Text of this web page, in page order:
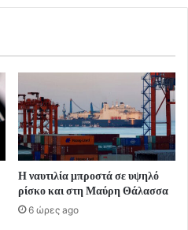
Η ναυτιλία μπροστά σε υψηλό
ρίσκο και στη Μαύρη Θάλασσα
6 ώρες ago